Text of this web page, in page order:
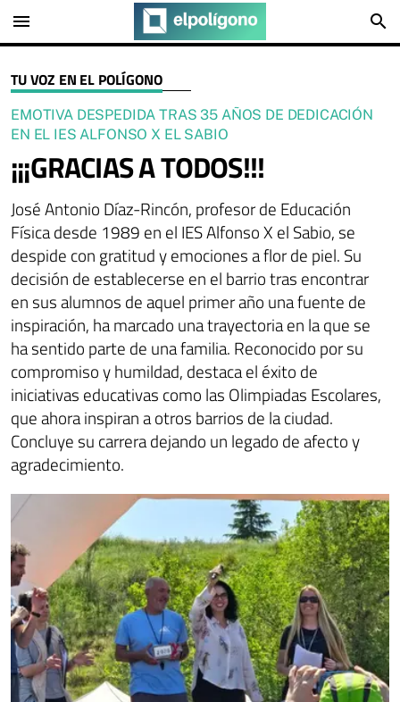
menu search
TU VOZ EN EL POLÍGONO
EMOTIVA DESPEDIDA TRAS 35 AÑOS DE DEDICACIÓN
EN EL IES ALFONSO X EL SABIO
¡¡¡GRACIAS A TODOS!!!
José Antonio Díaz-Rincón, profesor de Educación
Física desde 1989 en el IES Alfonso X el Sabio, se
despide con gratitud y emociones a flor de piel. Su
decisión de establecerse en el barrio tras encontrar
en sus alumnos de aquel primer año una fuente de
inspiración, ha marcado una trayectoria en la que se
ha sentido parte de una familia. Reconocido por su
compromiso y humildad, destaca el éxito de
iniciativas educativas como las Olimpiadas Escolares,
que ahora inspiran a otros barrios de la ciudad.
Concluye su carrera dejando un legado de afecto y
agradecimiento.